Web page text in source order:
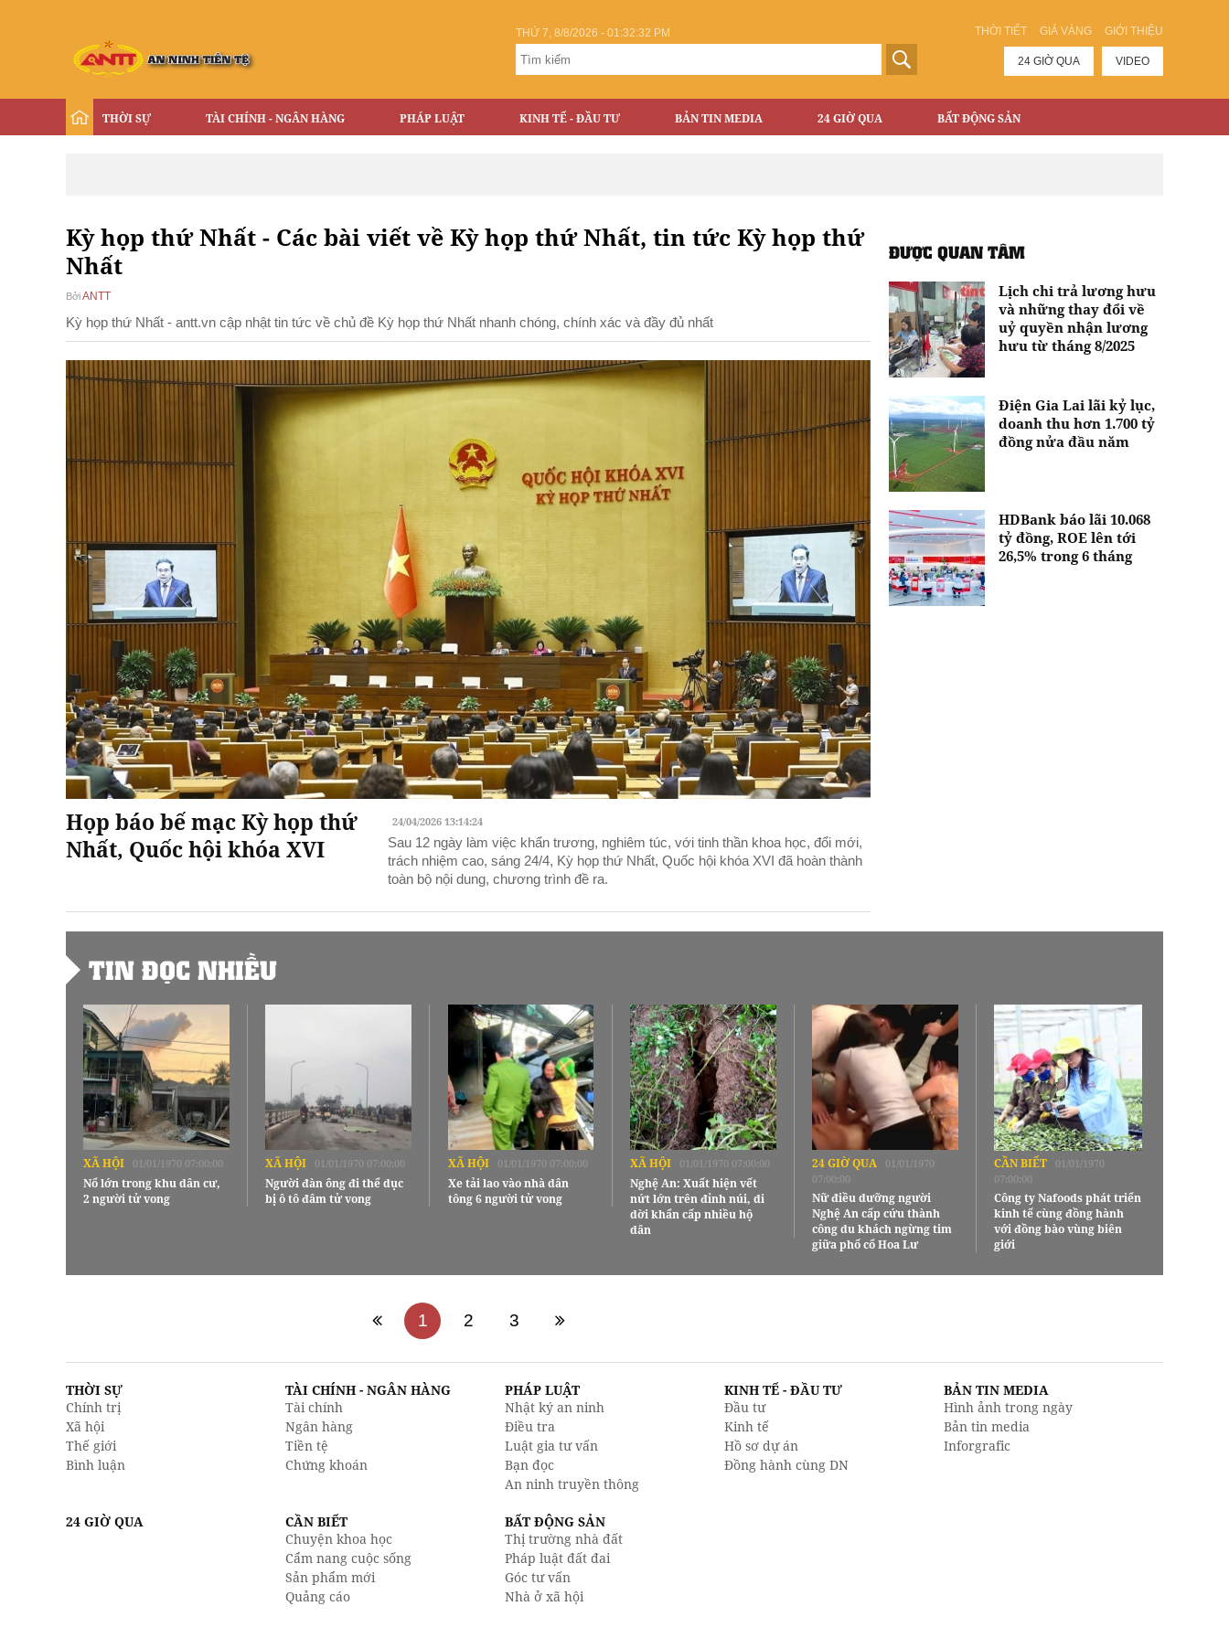
THỜI TIẾT GIÁ VÀNG GIỚI THIỆU
THỨ 7, 8/8/2026 - 01:32:33 PM
24 GIỜ QUA VIDEO
THỜI SỰ TÀI CHÍNH - NGÂN HÀNG PHÁP LUẬT KINH TẾ - ĐẦU TƯ BẢN TIN MEDIA 24 GIỜ QUA BẤT ĐỘNG SẢN
Kỳ họp thứ Nhất - Các bài viết về Kỳ họp thứ Nhất, tin tức Kỳ họp thứ
Nhất
BởiANTT
Kỳ họp thứ Nhất - antt.vn cập nhật tin tức về chủ đề Kỳ họp thứ Nhất nhanh chóng, chính xác và đầy đủ nhất
Họp báo bế mạc Kỳ họp thứ
Nhất, Quốc hội khóa XVI
24/04/2026 13:14:24
Sau 12 ngày làm việc khẩn trương, nghiêm túc, với tinh thần khoa học, đổi mới,
trách nhiệm cao, sáng 24/4, Kỳ họp thứ Nhất, Quốc hội khóa XVI đã hoàn thành
toàn bộ nội dung, chương trình đề ra.
ĐƯỢC QUAN TÂM
Lịch chi trả lương hưu
và những thay đổi về
uỷ quyền nhận lương
hưu từ tháng 8/2025
Điện Gia Lai lãi kỷ lục,
doanh thu hơn 1.700 tỷ
đồng nửa đầu năm
HDBank báo lãi 10.068
tỷ đồng, ROE lên tới
26,5% trong 6 tháng
TIN ĐỌC NHIỀU
XÃ HỘI 01/01/1970 07:00:00
Nổ lớn trong khu dân cư,
2 người tử vong
XÃ HỘI 01/01/1970 07:00:00
Người đàn ông đi thể dục
bị ô tô đâm tử vong
XÃ HỘI 01/01/1970 07:00:00
Xe tải lao vào nhà dân
tông 6 người tử vong
XÃ HỘI 01/01/1970 07:00:00
Nghệ An: Xuất hiện vết
nứt lớn trên đỉnh núi, di
dời khẩn cấp nhiều hộ
dân
24 GIỜ QUA
01/01/1970
07:00:00
Nữ điều dưỡng người
Nghệ An cấp cứu thành
công du khách ngừng tim
giữa phố cổ Hoa Lư
CẦN BIẾT
01/01/1970
07:00:00
Công ty Nafoods phát triển
kinh tế cùng đồng hành
với đồng bào vùng biên
giới
1 2 3
THỜI SỰ
Chính trị
Xã hội
Thế giới
Bình luận
TÀI CHÍNH - NGÂN HÀNG
Tài chính
Ngân hàng
Tiền tệ
Chứng khoán
PHÁP LUẬT
Nhật ký an ninh
Điều tra
Luật gia tư vấn
Bạn đọc
An ninh truyền thông
KINH TẾ - ĐẦU TƯ
Đầu tư
Kinh tế
Hồ sơ dự án
Đồng hành cùng DN
BẢN TIN MEDIA
Hình ảnh trong ngày
Bản tin media
Inforgrafic
24 GIỜ QUA
CẦN BIẾT
Chuyện khoa học
Cẩm nang cuộc sống
Sản phẩm mới
Quảng cáo
BẤT ĐỘNG SẢN
Thị trường nhà đất
Pháp luật đất đai
Góc tư vấn
Nhà ở xã hội